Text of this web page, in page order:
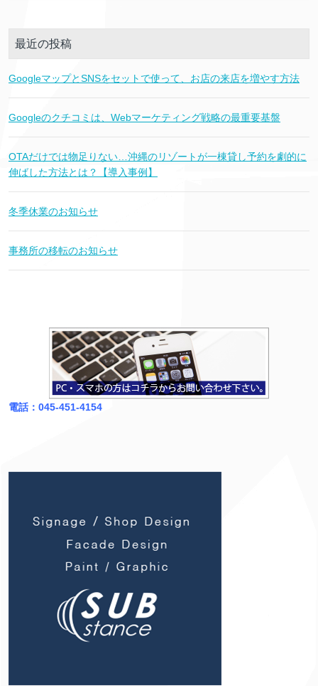
最近の投稿
GoogleマップとSNSをセットで使って、お店の来店を増やす方法
Googleのクチコミは、Webマーケティング戦略の最重要基盤
OTAだけでは物足りない…沖縄のリゾートが一棟貸し予約を劇的に
伸ばした方法とは？【導入事例】
冬季休業のお知らせ
事務所の移転のお知らせ
電話：045-451-4154